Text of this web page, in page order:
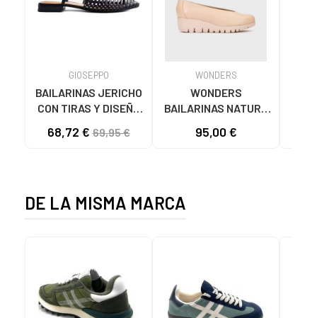
GIOSEPPO
BAILARINAS JERICHO
CON TIRAS Y DISEÑO
68,72 €69,95 €
WONDERS
WONDERS
BAILARINAS NATURE
BEIG
95,00 €
DE LA MISMA MARCA